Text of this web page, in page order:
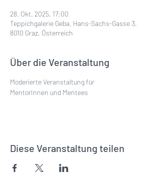
28. Okt. 2025, 17:00
Teppichgalerie Geba, Hans-Sachs-Gasse 3,
8010 Graz, Österreich
Über die Veranstaltung
Moderierte Veranstaltung für
MentorInnen und Mentees
Diese Veranstaltung teilen